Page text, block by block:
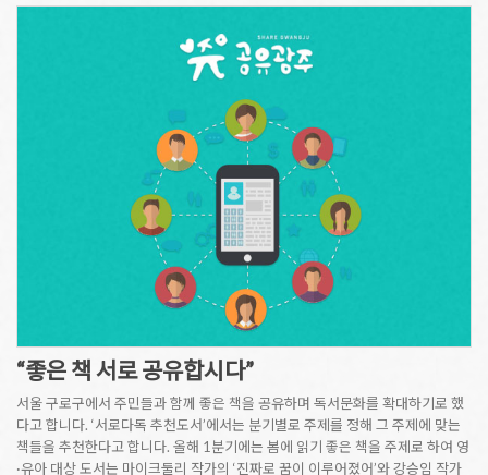
“좋은 책 서로 공유합시다”
서울 구로구에서 주민들과 함께 좋은 책을 공유하며 독서문화를 확대하기로 했
다고 합니다. ‘서로다독 추천도서’에서는 분기별로 주제를 정해 그 주제에 맞는
책들을 추천한다고 합니다. 올해 1분기에는 봄에 읽기 좋은 책을 주제로 하여 영
·유아 대상 도서는 마이크둘리 작가의 ‘진짜로 꿈이 이루어졌어’와 강승임 작가